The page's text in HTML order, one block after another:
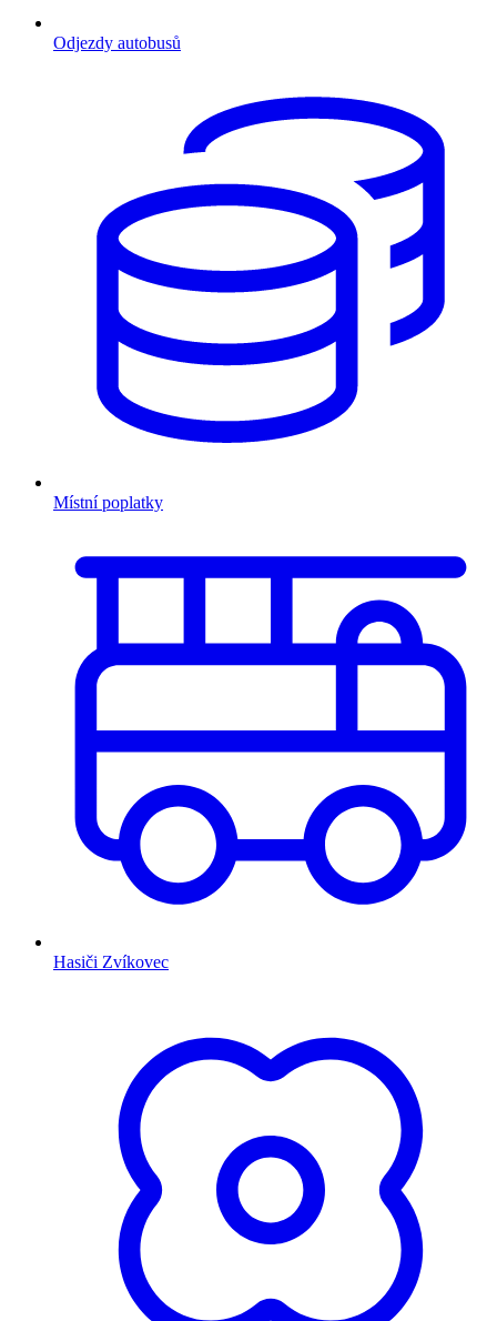
Odjezdy autobusů
Místní poplatky
Hasiči Zvíkovec